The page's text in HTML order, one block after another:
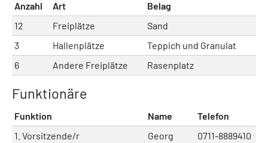
Anzahl Art
Belag
12
Freiplätze
Sand
3
Hallenplätze
Teppich und Granulat
6
Andere Freiplätze Rasenplatz
Funktionäre
Funktion Name Telefon
1. Vorsitzende/r
Georg
0711-8889410